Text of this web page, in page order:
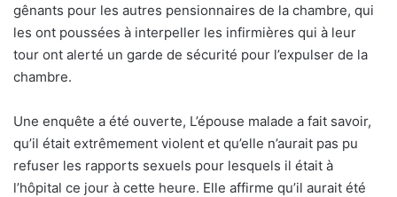
gênants pour les autres pensionnaires de la chambre, qui
les ont poussées à interpeller les infirmières qui à leur
tour ont alerté un garde de sécurité pour l’expulser de la
chambre.
Une enquête a été ouverte, L’épouse malade a fait savoir,
qu’il était extrêmement violent et qu’elle n’aurait pas pu
refuser les rapports sexuels pour lesquels il était à
l’hôpital ce jour à cette heure. Elle affirme qu’il aurait été